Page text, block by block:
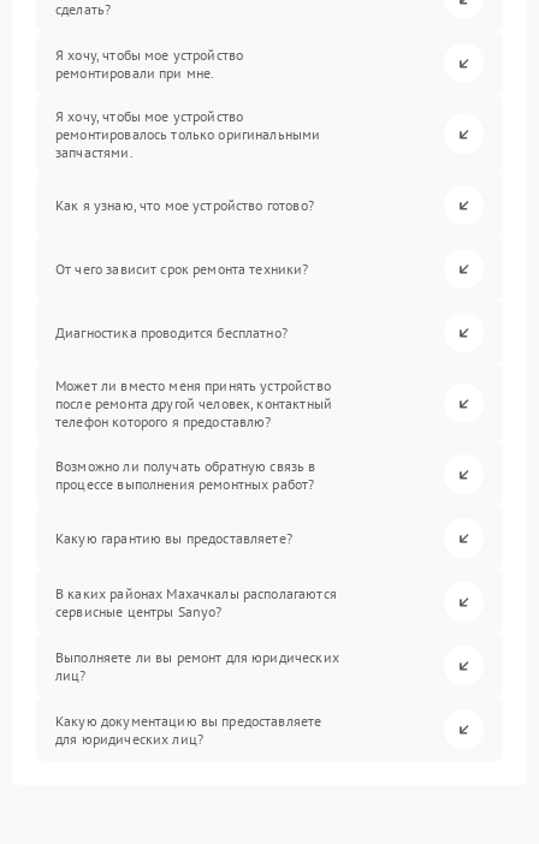
сделать?
Я хочу, чтобы мое устройство
ремонтировали при мне.
Я хочу, чтобы мое устройство
ремонтировалось только оригинальными
запчастями.
Как я узнаю, что мое устройство готово?
От чего зависит срок ремонта техники?
Диагностика проводится бесплатно?
Может ли вместо меня принять устройство
после ремонта другой человек, контактный
телефон которого я предоставлю?
Возможно ли получать обратную связь в
процессе выполнения ремонтных работ?
Какую гарантию вы предоставляете?
В каких районах Махачкалы располагаются
сервисные центры Sanyo?
Выполняете ли вы ремонт для юридических
лиц?
Какую документацию вы предоставляете
для юридических лиц?